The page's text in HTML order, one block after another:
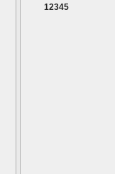
12345